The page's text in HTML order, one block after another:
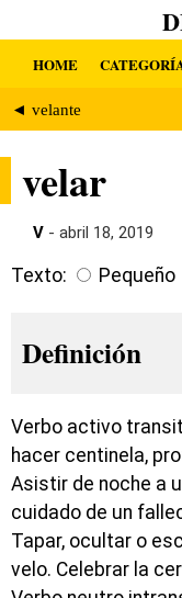
HOME
◄ velante
velar
V - abril 18, 2019
Texto: Pequeño
Definición
Verbo activo
hacer centinela,
Asistir de noche a
cuidado de un
Tapar, ocultar o
velo. Celebrar la